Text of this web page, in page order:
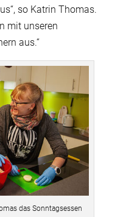
so Katrin Thomas.
mit unseren
aus.“
das Sonntagsessen